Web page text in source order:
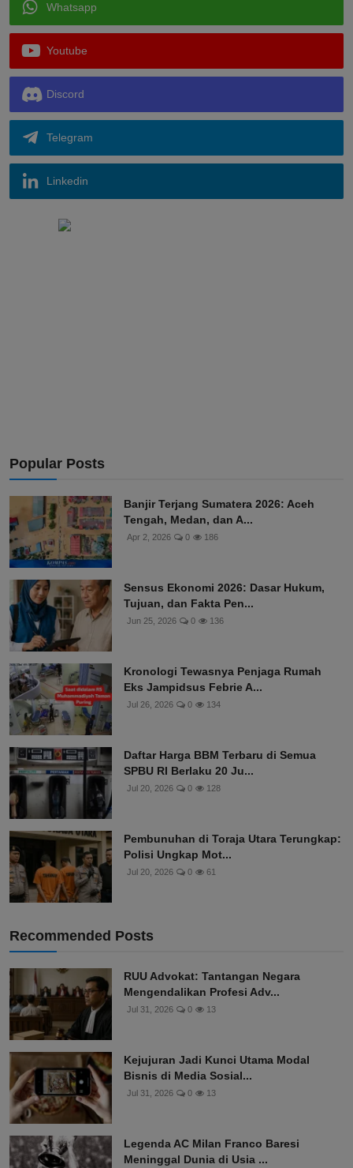
Whatsapp
Youtube
Discord
Telegram
Linkedin
Popular Posts
Banjir Terjang Sumatera 2026: Aceh
Tengah, Medan, dan A...
Apr 2, 2026 0 186
Sensus Ekonomi 2026: Dasar Hukum,
Tujuan, dan Fakta Pen...
Jun 25, 2026 0 136
Kronologi Tewasnya Penjaga Rumah
Eks Jampidsus Febrie A...
Jul 26, 2026 0 134
Daftar Harga BBM Terbaru di Semua
SPBU RI Berlaku 20 Ju...
Jul 20, 2026 0 128
Pembunuhan di Toraja Utara Terungkap:
Polisi Ungkap Mot...
Jul 20, 2026 0 61
Recommended Posts
RUU Advokat: Tantangan Negara
Mengendalikan Profesi Adv...
Jul 31, 2026 0 13
Kejujuran Jadi Kunci Utama Modal
Bisnis di Media Sosial...
Jul 31, 2026 0 13
Legenda AC Milan Franco Baresi
Meninggal Dunia di Usia ...